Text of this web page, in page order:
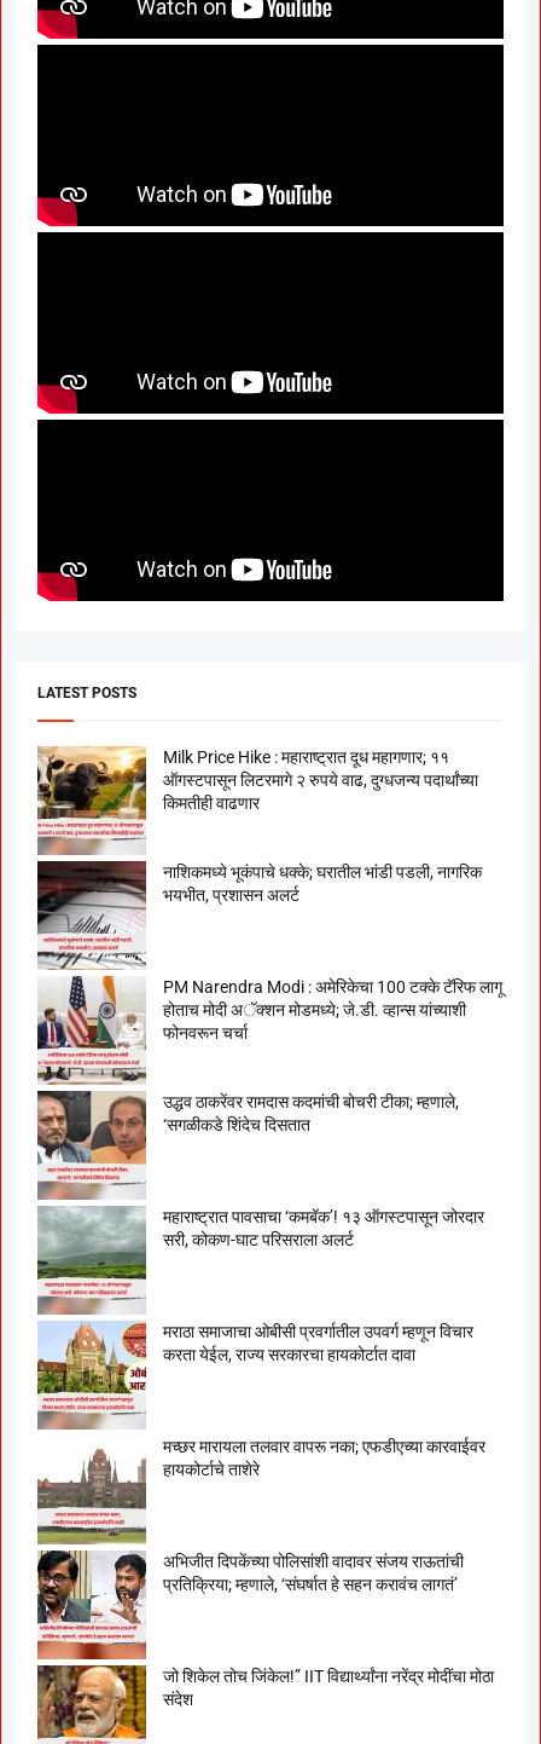
LATEST POSTS
Milk Price Hike : महाराष्ट्रात दूध महागणार; ११
ऑगस्टपासून लिटरमागे २ रुपये वाढ, दुग्धजन्य पदार्थांच्या
किमतीही वाढणार
नाशिकमध्ये भूकंपाचे धक्के; घरातील भांडी पडली, नागरिक
भयभीत, प्रशासन अलर्ट
PM Narendra Modi : अमेरिकेचा 100 टक्के टॅरिफ लागू
होताच मोदी अॅक्शन मोडमध्ये; जे.डी. व्हान्स यांच्याशी
फोनवरून चर्चा
उद्धव ठाकरेंवर रामदास कदमांची बोचरी टीका; म्हणाले,
‘सगळीकडे शिंदेच दिसतात
महाराष्ट्रात पावसाचा ‘कमबॅक’! १३ ऑगस्टपासून जोरदार
सरी, कोकण-घाट परिसराला अलर्ट
मराठा समाजाचा ओबीसी प्रवर्गातील उपवर्ग म्हणून विचार
करता येईल, राज्य सरकारचा हायकोर्टात दावा
मच्छर मारायला तलवार वापरू नका; एफडीएच्या कारवाईवर
हायकोर्टाचे ताशेरे
अभिजीत दिपकेंच्या पोलिसांशी वादावर संजय राऊतांची
प्रतिक्रिया; म्हणाले, ‘संघर्षात हे सहन करावंच लागतं’
जो शिकेल तोच जिंकेल!” IIT विद्यार्थ्यांना नरेंद्र मोदींचा मोठा
संदेश